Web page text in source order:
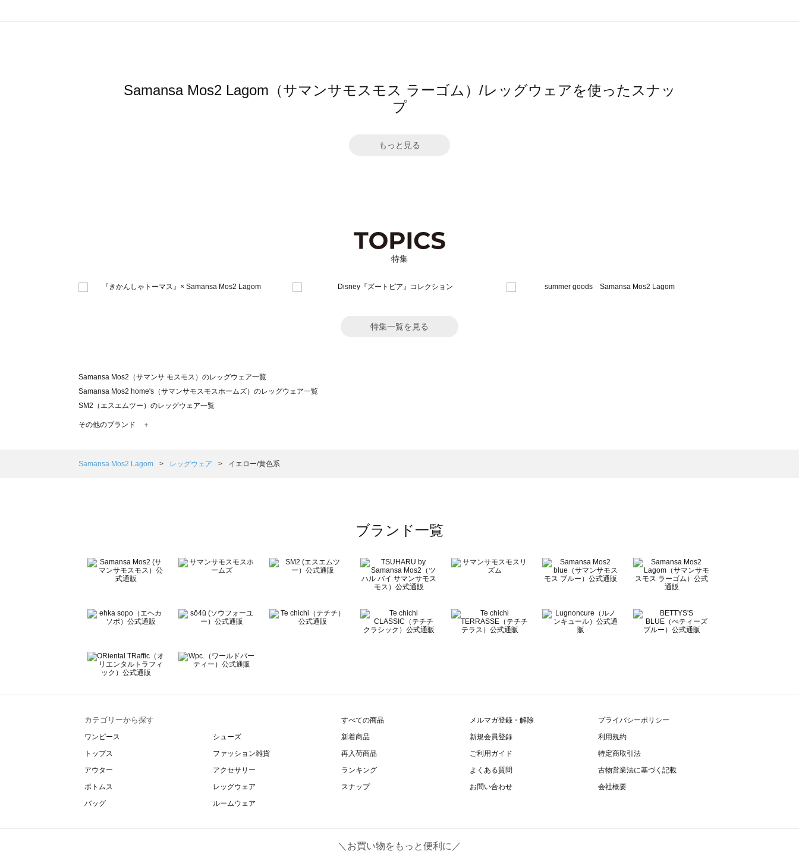
Samansa Mos2 Lagom（サマンサモスモス ラーゴム）/レッグウェアを使ったスナッ
プ
もっと見る
特集
特集一覧を見る
Samansa Mos2（サマンサ モスモス）のレッグウェア一覧
Samansa Mos2 home's（サマンサモスモスホームズ）のレッグウェア一覧
SM2（エスエムツー）のレッグウェア一覧
TSUHARU by Samansa Mos2（ツハルバイサマンサモスモス）のレッグウェア一覧
Samansa Mos2 Lagom（サマンサモスモス ラーゴム）のレッグウェア一覧
BETTY'S BLUE（べティーズブルー）のレッグウェア一覧
Wpc.（ワールドパーティー）のレッグウェア一覧
その他のブランド ＋
Samansa Mos2 Lagom レッグウェア イエロー/黄色系
ブランド一覧
カテゴリーから探す
ワンピース
トップス
アウター
ボトムス
バッグ
シューズ
ファッション雑貨
アクセサリー
レッグウェア
ルームウェア
すべての商品
新着商品
再入荷商品
ランキング
スナップ
メルマガ登録・解除
新規会員登録
ご利用ガイド
よくある質問
お問い合わせ
プライバシーポリシー
利用規約
特定商取引法
古物営業法に基づく記載
会社概要
＼お買い物をもっと便利に／